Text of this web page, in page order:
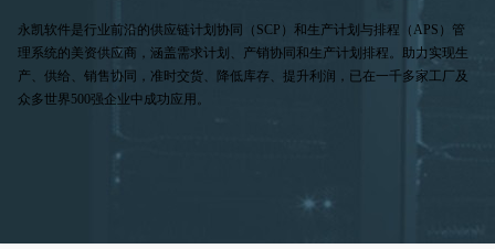
永凯软件是行业前沿的供应链计划协同（SCP）和生产计划与排程（APS）管
理系统的美资供应商，涵盖需求计划、产销协同和生产计划排程。助力实现生
产、供给、销售协同，准时交货、降低库存、提升利润，已在一千多家工厂及
众多世界500强企业中成功应用。